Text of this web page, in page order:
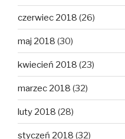
czerwiec 2018 (26)
maj 2018 (30)
kwiecień 2018 (23)
marzec 2018 (32)
luty 2018 (28)
styczeń 2018 (32)